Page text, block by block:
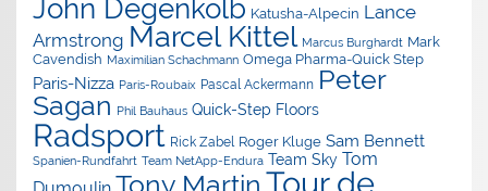
John Degenkolb Katusha-Alpecin Lance
Armstrong Marcel Kittel Marcus Burghardt Mark
Cavendish Maximilian Schachmann Omega Pharma-Quick Step
Paris-Nizza Paris-Roubaix Pascal Ackermann Peter
Sagan Phil Bauhaus Quick-Step Floors
Radsport Rick Zabel Roger Kluge Sam Bennett
Spanien-Rundfahrt Team NetApp-Endura Team Sky Tom